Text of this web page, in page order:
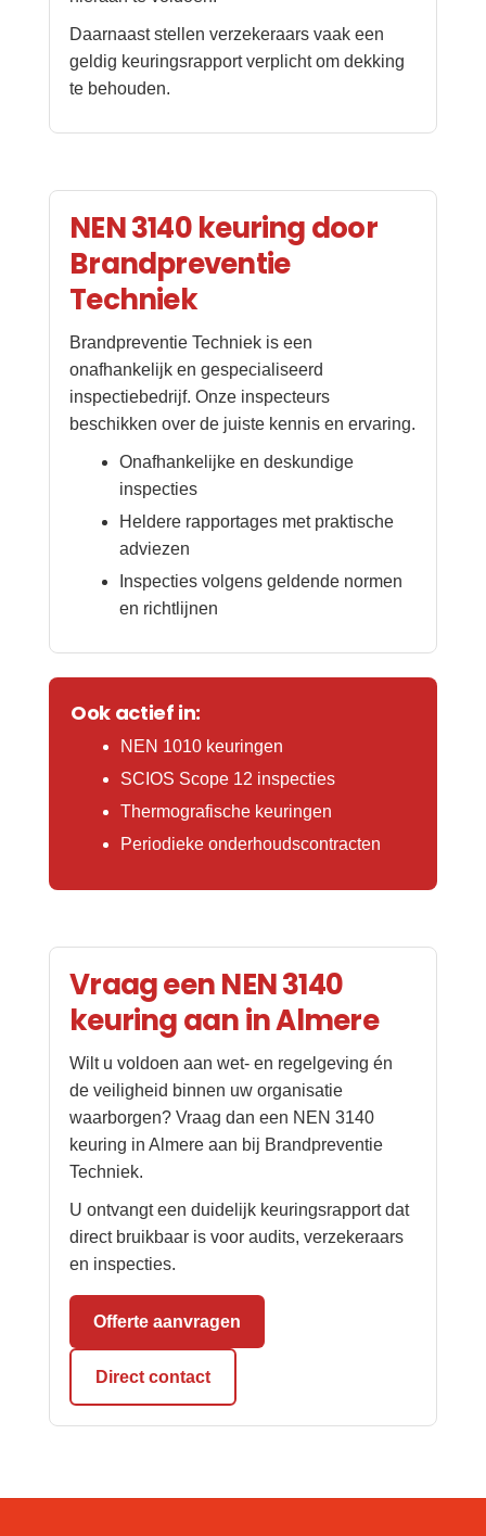
Daarnaast stellen verzekeraars vaak een
geldig keuringsrapport verplicht om dekking
te behouden.
NEN 3140 keuring door
Brandpreventie
Techniek
Brandpreventie Techniek is een
onafhankelijk en gespecialiseerd
inspectiebedrijf. Onze inspecteurs
beschikken over de juiste kennis en ervaring.
Onafhankelijke en deskundige
inspecties
Heldere rapportages met praktische
adviezen
Inspecties volgens geldende normen
en richtlijnen
Ook actief in:
NEN 1010 keuringen
SCIOS Scope 12 inspecties
Thermografische keuringen
Periodieke onderhoudscontracten
Vraag een NEN 3140
keuring aan in Almere
Wilt u voldoen aan wet- en regelgeving én
de veiligheid binnen uw organisatie
waarborgen? Vraag dan een NEN 3140
keuring in Almere aan bij Brandpreventie
Techniek.
U ontvangt een duidelijk keuringsrapport dat
direct bruikbaar is voor audits, verzekeraars
en inspecties.
Offerte aanvragen
Direct contact